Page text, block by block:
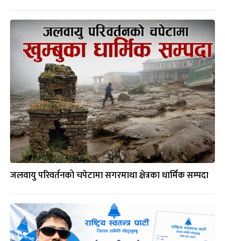
जलवायु परिवर्तनको चपेटामा सगरमाथा क्षेत्रका धार्मिक सम्पदा